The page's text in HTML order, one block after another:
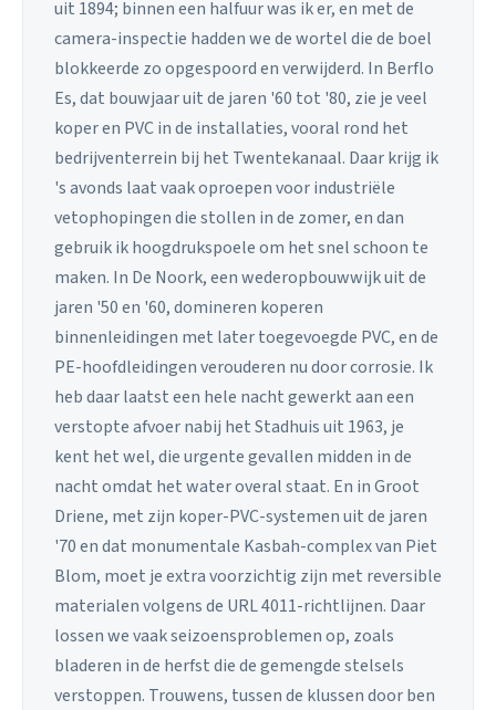
uit 1894; binnen een halfuur was ik er, en met de
camera-inspectie hadden we de wortel die de boel
blokkeerde zo opgespoord en verwijderd. In Berflo
Es, dat bouwjaar uit de jaren '60 tot '80, zie je veel
koper en PVC in de installaties, vooral rond het
bedrijventerrein bij het Twentekanaal. Daar krijg ik
's avonds laat vaak oproepen voor industriële
vetophopingen die stollen in de zomer, en dan
gebruik ik hoogdrukspoele om het snel schoon te
maken. In De Noork, een wederopbouwwijk uit de
jaren '50 en '60, domineren koperen
binnenleidingen met later toegevoegde PVC, en de
PE-hoofdleidingen verouderen nu door corrosie. Ik
heb daar laatst een hele nacht gewerkt aan een
verstopte afvoer nabij het Stadhuis uit 1963, je
kent het wel, die urgente gevallen midden in de
nacht omdat het water overal staat. En in Groot
Driene, met zijn koper-PVC-systemen uit de jaren
'70 en dat monumentale Kasbah-complex van Piet
Blom, moet je extra voorzichtig zijn met reversible
materialen volgens de URL 4011-richtlijnen. Daar
lossen we vaak seizoensproblemen op, zoals
bladeren in de herfst die de gemengde stelsels
verstoppen. Trouwens, tussen de klussen door ben